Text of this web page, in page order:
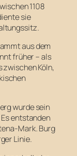
1108
sie
aus dem
früher – als
Köln,
wurde sein
entstanden
Mark. Burg
Linie.